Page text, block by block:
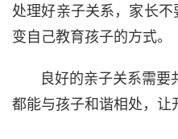
处理好亲子关系，家长
变自己教育孩子的方式。
良好的亲子关系需要
都能与孩子和谐相处，让